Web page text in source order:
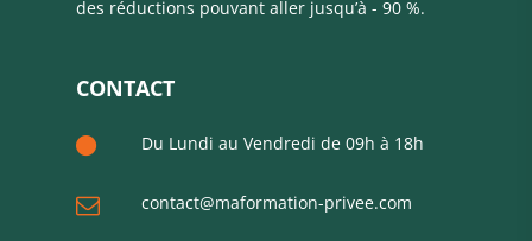
des réductions pouvant aller jusqu’à - 90 %.
CONTACT
Du Lundi au Vendredi de 09h à 18h
contact@maformation-privee.com